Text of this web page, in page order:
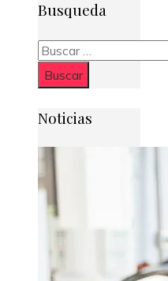
Busqueda
Buscar:
Noticias